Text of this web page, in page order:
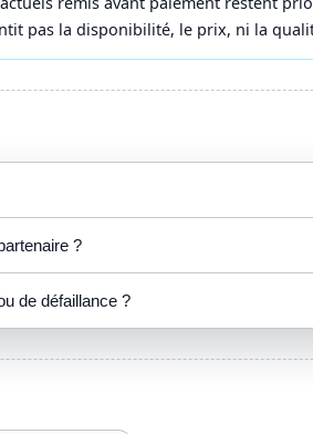
pas la disponibilité, le prix, ni la
?
de défaillance ?